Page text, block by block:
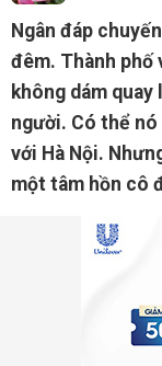
Ngân đáp
đêm. Thành phố
không dám
người. Có thể
với Hà Nội.
một tâm hồn cô